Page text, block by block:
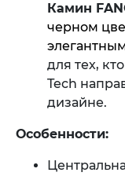
Камин
черном
для тех,
Tech
дизайне.
Особенности: